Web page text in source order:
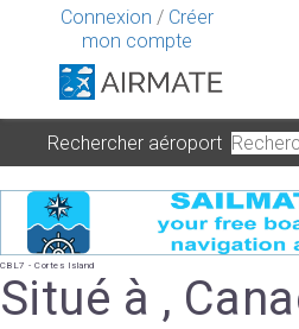
Connexion / Créer
mon compte
Rechercher aéroport
CBL7 - Cortes Island
Situé à ,